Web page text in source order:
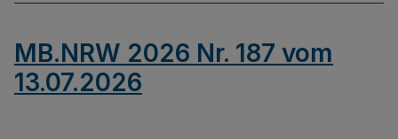
MB.NRW 2026 Nr. 187 vom
13.07.2026